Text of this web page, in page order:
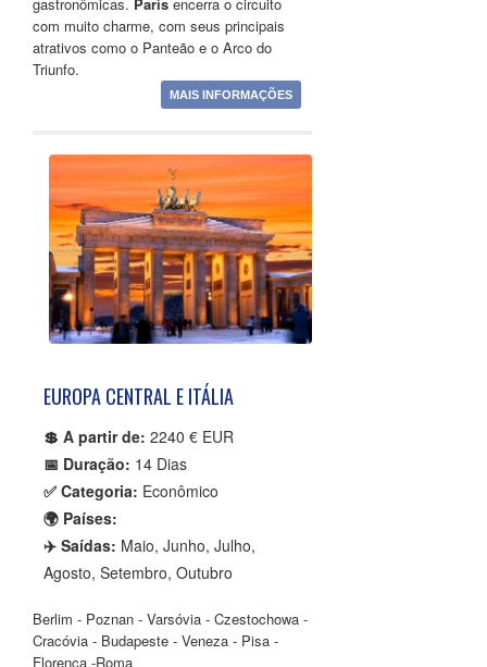
com muito charme, com seus principais
atrativos como o Panteão e o Arco do
Triunfo.
MAIS INFORMAÇÕES
EUROPA CENTRAL E ITÁLIA
💲 A partir de: 2240 € EUR
📅 Duração: 14 Dias
✅ Categoria: Econômico
🌍 Países:
✈️ Saídas: Maio, Junho, Julho,
Agosto, Setembro, Outubro
Berlim - Poznan - Varsóvia - Czestochowa -
Cracóvia - Budapeste - Veneza - Pisa -
Florença -Roma